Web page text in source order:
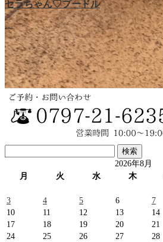
ラブちゃん♡プードル
…
レオンくん♡マルプー
セラちゃん♡プードル
…
索:
2026年8月
月
火 水 木
3
4 5 6 7
10
11 12 13 14
17
18 19 20 21
24
25 26 27 28